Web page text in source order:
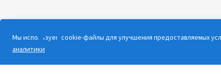
2026 © РосСчёт |Карта сайта
Дорогие клиенты, обращаем ваше внимание на то, что данный сайт и
Мы используем cookie-файлы для улучшения предоставляемых
аналитики
ДОБАВИТЬ КОМПАНИЮ НА САЙТ